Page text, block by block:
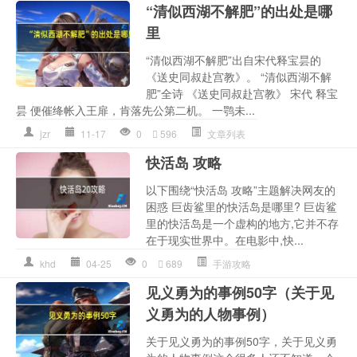
“清似西湖不解肥”的出处是哪
里
“清似西湖不解肥”出自宋代释宝昙的
《送史同叔赴宫教》。 “清似西湖不解
肥”全诗 《送史同叔赴宫教》 宋代 释宝
昙 便催绛帐入王扉，肯落先公第二机。 一鹗未...
jzr 11-17 0 596 文章列表
快活岛 攻略
以下围绕“快活岛 攻略”主题解决网友的
困惑 巨齿鲨里的快活岛是哪里? 巨齿鲨
里的快活岛是一个虚构的地方,它并不存
在于现实世界中。在电影中,快...
khd 04-25 0 689 手游攻略
见义勇为的事例50字（关于见
义勇为的人物事例）
关于见义勇为的事例50字，关于见义勇